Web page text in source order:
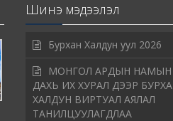
Шинэ мэдээлэл
Бурхан Халдун уул 2026
МОНГОЛ АРДЫН НАМЫН
ДАХЬ ИХ ХУРАЛ ДЭЭР
ХАЛДУН ВИРТУАЛ АЯЛАЛ
ТАНИЛЦУУЛАГДЛАА